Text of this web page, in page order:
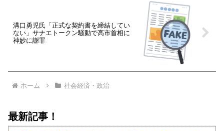
溝口勇児氏「正式な契約書を締結してい
ない」サナエトークン騒動で高市首相に
神妙に謝罪
ホーム 社会経済・政治
最新記事！